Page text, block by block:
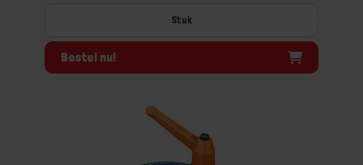
Stuk
Bestel nu!